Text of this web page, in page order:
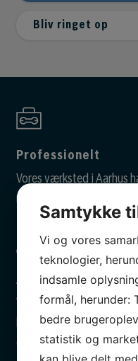
Bliv ringet op
Professionelt
Vores værksted i Aarhus
mest avancerede
Altid gratis lånebil
Vi har altid en lånebil klar
kørende, mens din
din bil.
Samtykke
Vi og vores
teknologier,
indsamle
formål, herunder:
bedre
statistik og